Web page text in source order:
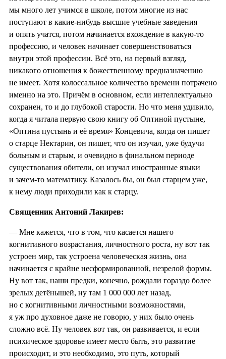
мы много лет учимся в школе, потом многие из нас
поступают в какие-нибудь высшие учебные заведения
и опять учатся, потом начинается вхождение в какую-то
профессию, и человек начинает совершенствоваться
внутри этой профессии. Всё это, на первый взгляд,
никакого отношения к божественному предназначению
не имеет. Хотя колоссальное количество времени потрачено
именно на это. Причём в основном, если интеллектуально
сохранен, то и до глубокой старости. Но что меня удивило,
когда я читала первую свою книгу об Оптиной пустыне,
«Оптина пустынь и её время» Концевича, когда он пишет
о старце Нектарин, он пишет, что он изучал, уже будучи
больным и старым, и очевидно в финальном периоде
существования обители, он изучал иностранные языки
и зачем-то математику. Казалось бы, он был старцем уже,
к нему люди приходили как к старцу.
Священник Антоний Лакирев:
— Мне кажется, что в том, что касается нашего
когнитивного возрастания, личностного роста, ну вот так
устроен мир, так устроена человеческая жизнь, она
начинается с крайне несформированной, незрелой формы.
Ну вот так, наши предки, конечно, рождали гораздо более
зрелых детёнышей, ну там 1 000 000 лет назад,
но с когнитивными личностными возможностями,
я уж про духовное даже не говорю, у них было очень
сложно всё. Ну человек вот так, он развивается, и если
психическое здоровье имеет место быть, это развитие
происходит, и это необходимо, это путь, который